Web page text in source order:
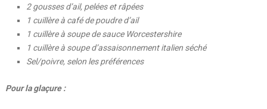
2 gousses d’ail, pelées et râpées
1 cuillère à café de poudre d’ail
1 cuillère à soupe de sauce Worcestershire
1 cuillère à soupe d’assaisonnement italien séché
Sel/poivre, selon les préférences
Pour la glaçure :